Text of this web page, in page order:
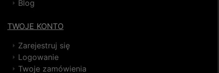
Blog
TWOJE KONTO
Zarejestruj się
Logowanie
Twoje zamówienia